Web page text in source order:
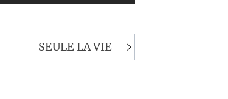
SEULE LA VIE